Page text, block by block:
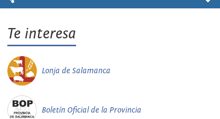
Te interesa
Lonja de Salamanca
Boletín Oficial de la Provincia